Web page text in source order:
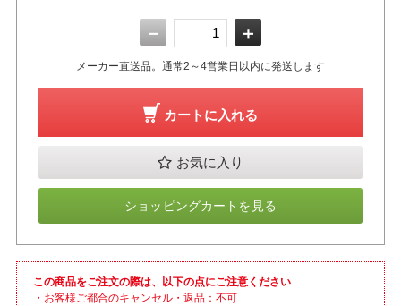
－ ＋
メーカー直送品。通常2～4営業日以内に発送します
カートに入れる
お気に入り
ショッピングカートを見る
この商品をご注文の際は、以下の点にご注意ください
・お客様ご都合のキャンセル・返品：不可